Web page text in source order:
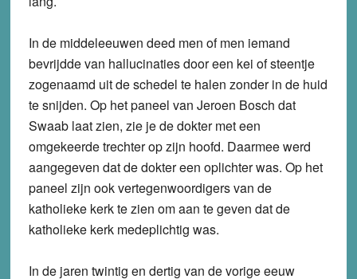
In de middeleeuwen deed men of men iemand
bevrijdde van hallucinaties door een kei of steentje
zogenaamd uit de schedel te halen zonder in de huid
te snijden. Op het paneel van Jeroen Bosch dat
Swaab laat zien, zie je de dokter met een
omgekeerde trechter op zijn hoofd. Daarmee werd
aangegeven dat de dokter een oplichter was. Op het
paneel zijn ook vertegenwoordigers van de
katholieke kerk te zien om aan te geven dat de
katholieke kerk medeplichtig was.
In de jaren twintig en dertig van de vorige eeuw